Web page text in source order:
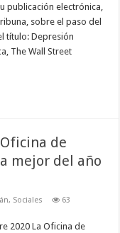
publicación electrónica,
sobre el paso del
título: Depresión
The Wall Street
de
mejor del año
, Sociales 63
2020 La Oficina de